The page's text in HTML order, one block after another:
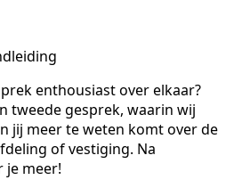
enthousiast over elkaar?
tweede gesprek, waarin wij
jij meer te weten komt over de
of vestiging. Na
je meer!